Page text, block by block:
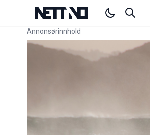
Annonsørinnhold
Link for annonse